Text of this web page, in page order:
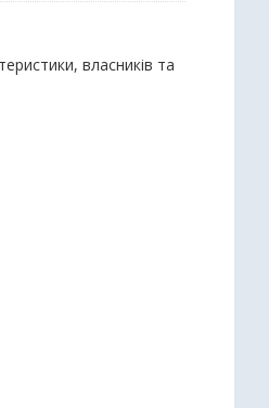
власників та